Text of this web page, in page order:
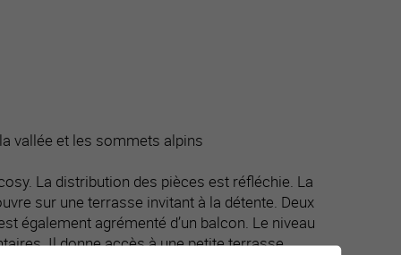
vallée et les sommets alpins
La distribution des pièces est réfléchie. La
sur une terrasse invitant à la détente. Deux
également agrémenté d’un balcon. Le niveau
Il donne accès à une petite terrasse.